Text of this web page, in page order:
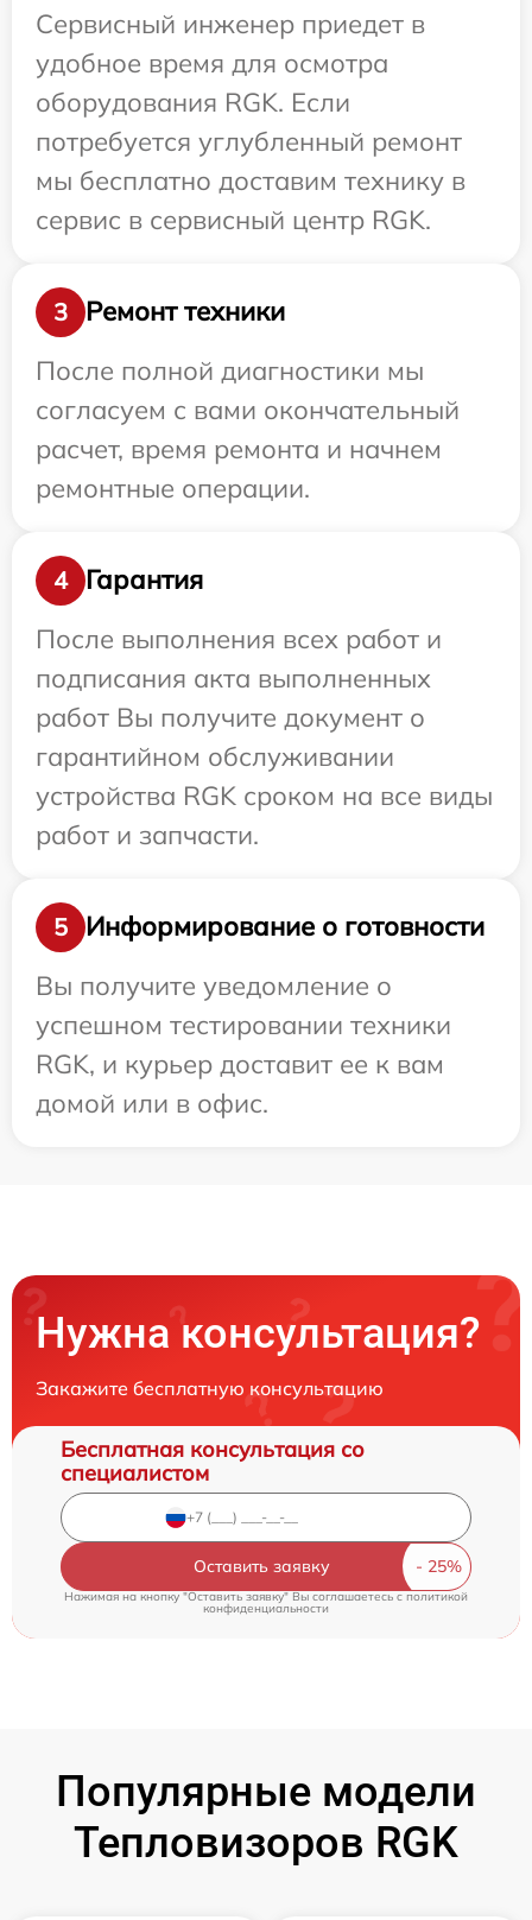
Сервисный инженер приедет в
удобное время для осмотра
оборудования RGK. Если
потребуется углубленный ремонт
мы бесплатно доставим технику в
сервис в сервисный центр RGK.
3
Ремонт техники
После полной диагностики мы
согласуем с вами окончательный
расчет, время ремонта и начнем
ремонтные операции.
4
Гарантия
После выполнения всех работ и
подписания акта выполненных
работ Вы получите документ о
гарантийном обслуживании
устройства RGK сроком на все виды
работ и запчасти.
5
Информирование о готовности
Вы получите уведомление о
успешном тестировании техники
RGK, и курьер доставит ее к вам
домой или в офис.
Нужна консультация?
Закажите бесплатную консультацию
Бесплатная консультация со
специалистом
Оставить заявку
Нажимая на кнопку "Оставить заявку" Вы соглашаетесь cполитикой
конфиденциальности
Популярные модели
Тепловизоров RGK